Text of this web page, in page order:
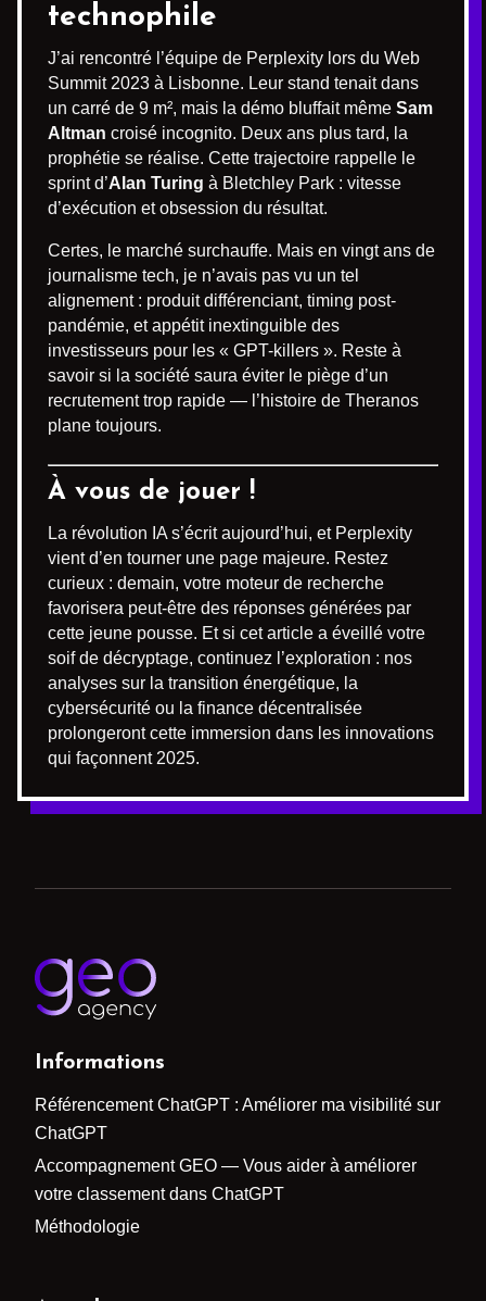
technophile
J’ai rencontré l’équipe de Perplexity lors du Web
Summit 2023 à Lisbonne. Leur stand tenait dans
un carré de 9 m², mais la démo bluffait même Sam
Altman croisé incognito. Deux ans plus tard, la
prophétie se réalise. Cette trajectoire rappelle le
sprint d’Alan Turing à Bletchley Park : vitesse
d’exécution et obsession du résultat.
Certes, le marché surchauffe. Mais en vingt ans de
journalisme tech, je n’avais pas vu un tel
alignement : produit différenciant, timing post-
pandémie, et appétit inextinguible des
investisseurs pour les « GPT-killers ». Reste à
savoir si la société saura éviter le piège d’un
recrutement trop rapide — l’histoire de Theranos
plane toujours.
À vous de jouer !
La révolution IA s’écrit aujourd’hui, et Perplexity
vient d’en tourner une page majeure. Restez
curieux : demain, votre moteur de recherche
favorisera peut-être des réponses générées par
cette jeune pousse. Et si cet article a éveillé votre
soif de décryptage, continuez l’exploration : nos
analyses sur la transition énergétique, la
cybersécurité ou la finance décentralisée
prolongeront cette immersion dans les innovations
qui façonnent 2025.
Informations
Référencement ChatGPT : Améliorer ma visibilité sur
ChatGPT
Accompagnement GEO — Vous aider à améliorer
votre classement dans ChatGPT
Méthodologie